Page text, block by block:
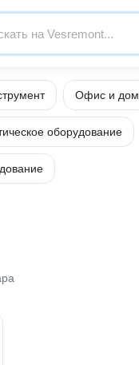
Офис и дом
оборудование